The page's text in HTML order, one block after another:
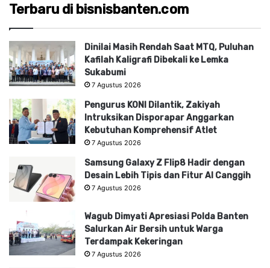
Terbaru di bisnisbanten.com
Dinilai Masih Rendah Saat MTQ, Puluhan
Kafilah Kaligrafi Dibekali ke Lemka
Sukabumi
7 Agustus 2026
Pengurus KONI Dilantik, Zakiyah
Intruksikan Disporapar Anggarkan
Kebutuhan Komprehensif Atlet
7 Agustus 2026
Samsung Galaxy Z Flip8 Hadir dengan
Desain Lebih Tipis dan Fitur AI Canggih
7 Agustus 2026
Wagub Dimyati Apresiasi Polda Banten
Salurkan Air Bersih untuk Warga
Terdampak Kekeringan
7 Agustus 2026